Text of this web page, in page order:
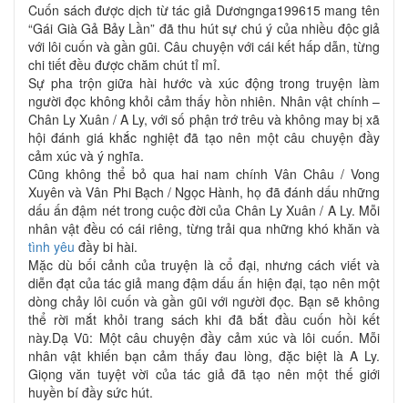
Cuốn sách được dịch từ tác giả Dươngnga199615 mang tên
“Gái Già Gả Bảy Lần” đã thu hút sự chú ý của nhiều độc giả
với lôi cuốn và gần gũi. Câu chuyện với cái kết hấp dẫn, từng
chi tiết đều được chăm chút tỉ mỉ.
Sự pha trộn giữa hài hước và xúc động trong truyện làm
người đọc không khỏi cảm thấy hồn nhiên. Nhân vật chính –
Chân Ly Xuân / A Ly, với số phận trớ trêu và không may bị xã
hội đánh giá khắc nghiệt đã tạo nên một câu chuyện đầy
cảm xúc và ý nghĩa.
Cũng không thể bỏ qua hai nam chính Vân Châu / Vong
Xuyên và Vân Phi Bạch / Ngọc Hành, họ đã đánh dấu những
dấu ấn đậm nét trong cuộc đời của Chân Ly Xuân / A Ly. Mỗi
nhân vật đều có cái riêng, từng trải qua những khó khăn và
tình yêu đầy bi hài.
Mặc dù bối cảnh của truyện là cổ đại, nhưng cách viết và
diễn đạt của tác giả mang đậm dấu ấn hiện đại, tạo nên một
dòng chảy lôi cuốn và gần gũi với người đọc. Bạn sẽ không
thể rời mắt khỏi trang sách khi đã bắt đầu cuốn hồi kết
này.Dạ Vũ: Một câu chuyện đầy cảm xúc và lôi cuốn. Mỗi
nhân vật khiến bạn cảm thấy đau lòng, đặc biệt là A Ly.
Giọng văn tuyệt vời của tác giả đã tạo nên một thế giới
huyền bí đầy sức hút.